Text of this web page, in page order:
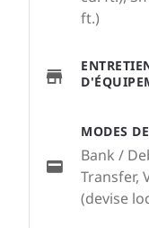
ft.)
MODES
Bank /
Transfer,
(devise